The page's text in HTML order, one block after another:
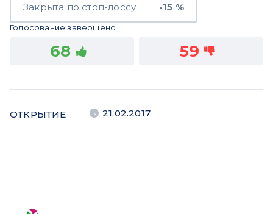
Закрыта по стоп-лоссу -15 %
Голосование завершено.
68 59
ОТКРЫТИЕ 21.02.2017